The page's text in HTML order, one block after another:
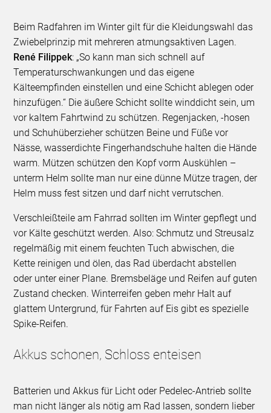
Beim Radfahren im Winter gilt für die Kleidungswahl das
Zwiebelprinzip mit mehreren atmungsaktiven Lagen.
René Filippek: „So kann man sich schnell auf
Temperaturschwankungen und das eigene
Kälteempfinden einstellen und eine Schicht ablegen oder
hinzufügen.“ Die äußere Schicht sollte winddicht sein, um
vor kaltem Fahrtwind zu schützen. Regenjacken, -hosen
und Schuhüberzieher schützen Beine und Füße vor
Nässe, wasserdichte Fingerhandschuhe halten die Hände
warm. Mützen schützen den Kopf vorm Auskühlen –
unterm Helm sollte man nur eine dünne Mütze tragen, der
Helm muss fest sitzen und darf nicht verrutschen.
Verschleißteile am Fahrrad sollten im Winter gepflegt und
vor Kälte geschützt werden. Also: Schmutz und Streusalz
regelmäßig mit einem feuchten Tuch abwischen, die
Kette reinigen und ölen, das Rad überdacht abstellen
oder unter einer Plane. Bremsbeläge und Reifen auf guten
Zustand checken. Winterreifen geben mehr Halt auf
glattem Untergrund, für Fahrten auf Eis gibt es spezielle
Spike-Reifen.
Akkus schonen, Schloss enteisen
Batterien und Akkus für Licht oder Pedelec-Antrieb sollte
man nicht länger als nötig am Rad lassen, sondern lieber